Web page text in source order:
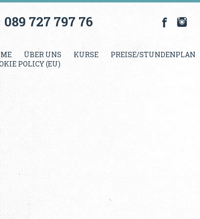
089 727 797 76
ÜBER UNS KURSE PREISE/STUNDENPLAN
POLICY (EU)